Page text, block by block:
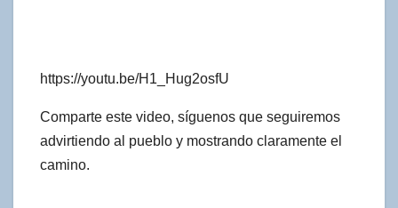
https://youtu.be/H1_Hug2osfU
Comparte este video, síguenos que seguiremos
advirtiendo al pueblo y mostrando claramente el
camino.